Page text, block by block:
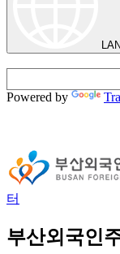
Powered by
터
부산외국인